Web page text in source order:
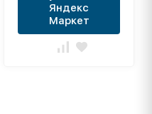
Яндекс
Маркет